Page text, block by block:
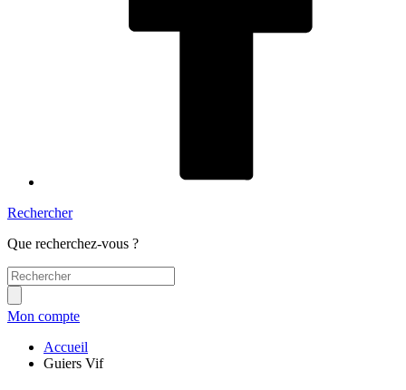
Rechercher
Que recherchez-vous ?
Mon compte
Accueil
Guiers Vif